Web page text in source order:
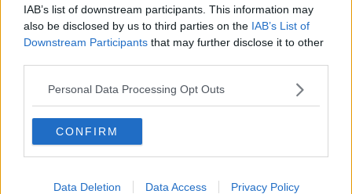
IAB’s list of downstream participants. This information may
also be disclosed by us to third parties on the IAB’s List of
Downstream Participants that may further disclose it to other
Personal Data Processing Opt Outs
CONFIRM
Data Deletion Data Access Privacy Policy
fino a 2 milioni di euro.
E’ la prima volta che viene eseguito il sequestro di una simile
tipologia di sostanza stupefacente a Livorno. Un sequestro che va
ad aggiungersi a quello operato dai finanzieri e dai funzionari
doganali pochi giorni prima, quando l’11 maggio scorso, erano stati
130 chili netti di cocaina purissima.